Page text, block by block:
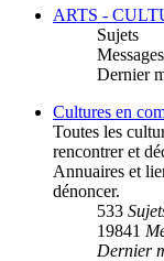
ARTS -
Sujets
Messages
Dernier
Cultures en
Toutes les
rencontrer et
Annuaires et
dénoncer.
533
19841
Dernier